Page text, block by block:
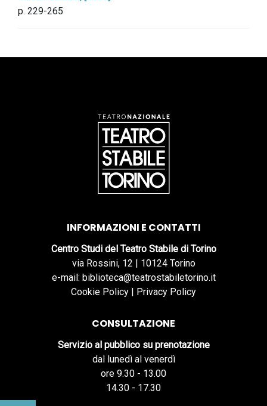
p. 229-265
INFORMAZIONI E CONTATTI
Centro Studi del Teatro Stabile di Torino
via Rossini, 12 | 10124 Torino
e-mail: biblioteca@teatrostabiletorino.it
Cookie Policy | Privacy Policy
CONSULTAZIONE
Servizio al pubblico su prenotazione
dal lunedì al venerdì
ore 9.30 - 13.00
14.30 - 17.30